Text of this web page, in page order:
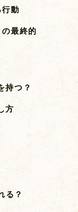
行動
最終的
持つ？
方
る？